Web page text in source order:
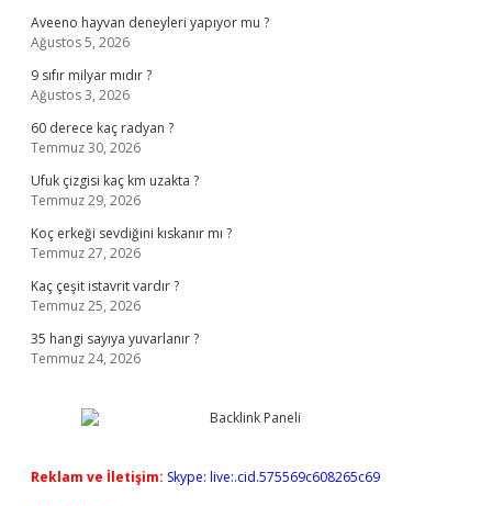
Aveeno hayvan deneyleri yapıyor mu ?
Ağustos 5, 2026
9 sıfır milyar mıdır ?
Ağustos 3, 2026
60 derece kaç radyan ?
Temmuz 30, 2026
Ufuk çizgisi kaç km uzakta ?
Temmuz 29, 2026
Koç erkeği sevdiğini kıskanır mı ?
Temmuz 27, 2026
Kaç çeşit istavrit vardır ?
Temmuz 25, 2026
35 hangi sayıya yuvarlanır ?
Temmuz 24, 2026
Reklam ve İletişim: Skype: live:.cid.575569c608265c69